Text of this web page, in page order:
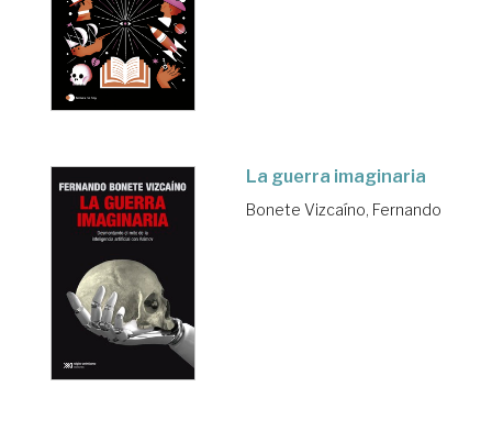
La guerra imaginaria
Bonete Vizcaíno, Fernando